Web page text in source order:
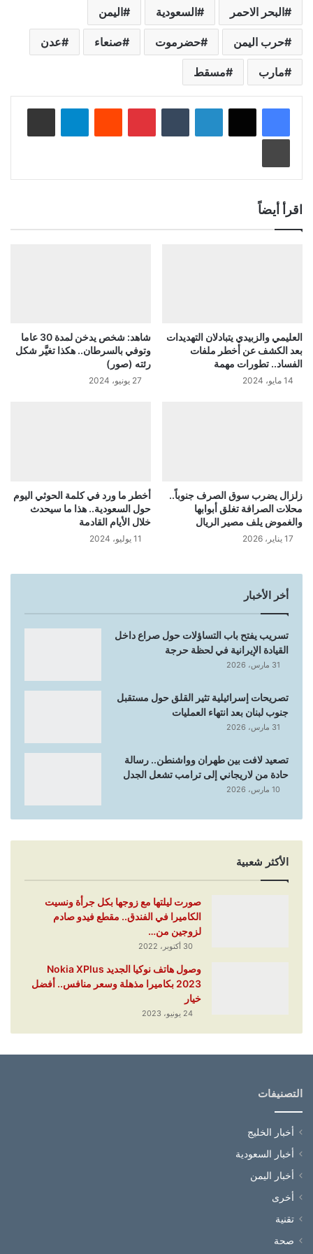
البحر الاحمر السعودية اليمن
حرب اليمن حضرموت صنعاء عدن
مارب مسقط
لينكدإن بينتيريست
اقرأ أيضاً
العليمي والزبيدي يتبادلان التهديدات
بعد الكشف عن أخطر ملفات
الفساد.. تطورات مهمة
14 مايو، 2024
شاهد: شخص يدخن لمدة 30 عاما
وتوفي بالسرطان.. هكذا تغيَّر شكل
رئته (صور)
27 يونيو، 2024
زلزال يضرب سوق الصرف جنوباً..
محلات الصرافة تغلق أبوابها
والغموض يلف مصير الريال
17 يناير، 2026
أخطر ما ورد في كلمة الحوثي اليوم
حول السعودية.. هذا ما سيحدث
خلال الأيام القادمة
11 يوليو، 2024
أخر الأخبار
تسريب يفتح باب التساؤلات حول صراع داخل
القيادة الإيرانية في لحظة حرجة
31 مارس، 2026
تصريحات إسرائيلية تثير القلق حول مستقبل
جنوب لبنان بعد انتهاء العمليات
31 مارس، 2026
تصعيد لافت بين طهران وواشنطن.. رسالة
حادة من لاريجاني إلى ترامب تشعل الجدل
10 مارس، 2026
الأكثر شعبية
صورت ليلتها مع زوجها بكل جرأة ونسيت
الكاميرا في الفندق.. مقطع فيدو صادم
لزوجين من…
30 أكتوبر، 2022
وصول هاتف نوكيا الجديد Nokia XPlus
2023 بكاميرا مذهلة وسعر منافس.. أفضل
خيار
24 يونيو، 2023
التصنيفات
أخبار الخليج
أخبار السعودية
أخبار اليمن
أخرى
تقنية
صحة